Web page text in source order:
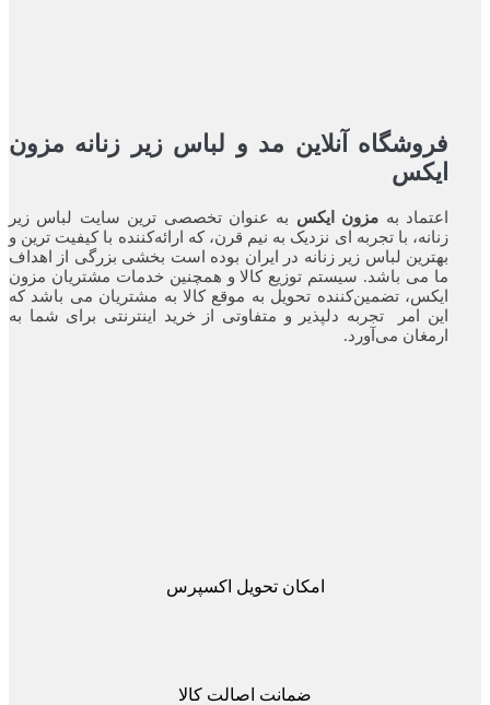
فروشگاه آنلاین مد و لباس زیر زنانه مزون
ایکس
اعتماد بهمزون ایکس به عنوان تخصصی ترین سایت لباس زیر
زنانه، با تجربه ای نزدیک به نیم قرن، که ارائه‌کننده با کیفیت ترین و
بهترین لباس زیر زنانه در ایران بوده ‌است بخشی بزرگی از اهداف
ما می باشد. سیستم توزیع کالا و همچنین خدمات مشتریان مزون
ایکس، تضمین‌کننده‌ تحویل به موقع کالا به مشتریان می باشد که
این امر تجربه‌ دلپذیر و متفاوتی از خرید اینترنتی برای شما به
ارمغان می‌آورد.
امکان تحویل اکسپرس
ضمانت اصالت کالا